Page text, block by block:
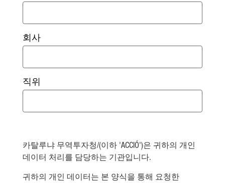
회사
직위
카탈루냐 무역투자청/(이하 'ACCIÓ')은 귀하의 개인
데이터 처리를 담당하는 기관입니다.
귀하의 개인 데이터는 본 양식을 통해 요청한